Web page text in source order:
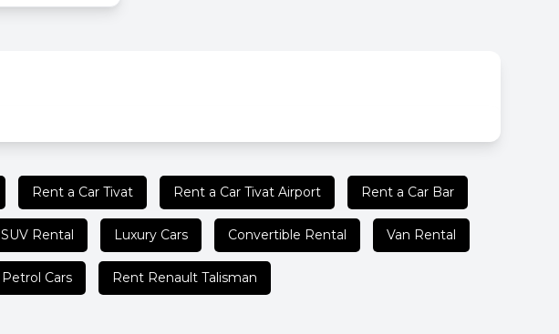
Rent a Car Tivat Rent a Car Tivat Airport Rent a Car Bar
SUV Rental Luxury Cars Convertible Rental Van Rental
Petrol Cars Rent Renault Talisman